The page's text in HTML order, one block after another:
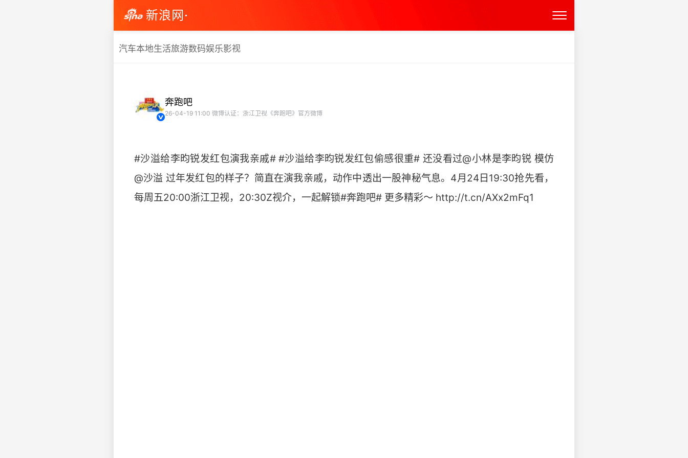
新浪网·
汽车本地生活旅游数码娱乐影视
奔跑吧
26-04-19 11:00 微博认证：浙江卫视《奔跑吧》官方微博
#沙溢给李昀锐发红包演我亲戚# #沙溢给李昀锐发红包偷感很重# 还没看过@小林是李昀锐 模仿
@沙溢 过年发红包的样子？简直在演我亲戚，动作中透出一股神秘气息。4月24日19:30抢先看，
每周五20:00浙江卫视，20:30Z视介，一起解锁#奔跑吧# 更多精彩～ http://t.cn/AXx2mFq1 ​